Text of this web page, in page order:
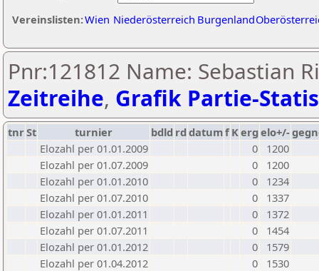
Vereinslisten:Wien Niederösterreich Burgenland
Pnr:121812 Name: Sebastian
Zeitreihe, Grafik Partie-
tnrSt turnier bdld rd datumf Kerg elo+/-
Elozahl per 01.01.2009
0
1200
Elozahl per 01.07.2009
0
1200
Elozahl per 01.01.2010
0
1234
Elozahl per 01.07.2010
0
1337
Elozahl per 01.01.2011
0
1372
Elozahl per 01.07.2011
0
1454
Elozahl per 01.01.2012
0
1579
Elozahl per 01.04.2012
0
1530